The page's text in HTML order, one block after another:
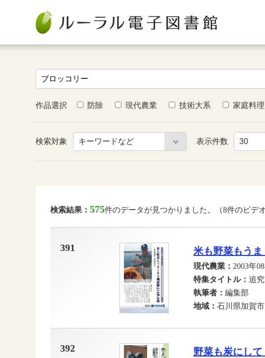
作品選択 防除 現代農業 技術大系 家庭料理
検索対象 表示件数
検索結果： 575件のデータが見つかりました。（8件のビデ
391 米も野菜もう
現代農業： 2003年
特集タイトル： 追
執筆者： 編集部
地域： 石川県加
392 野菜も炭にして